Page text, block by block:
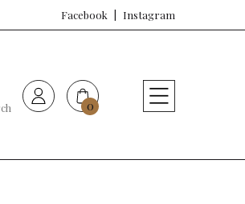
Facebook Instagram
0